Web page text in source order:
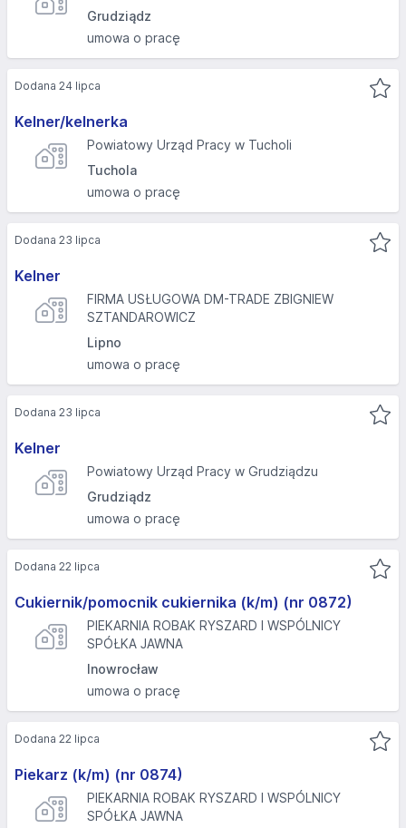
Grudziądz
umowa o pracę
Kelner/kelnerka
Powiatowy Urząd Pracy w Tucholi
Tuchola
umowa o pracę
Dodana 24 lipca
Kelner
FIRMA USŁUGOWA DM-TRADE ZBIGNIEW
SZTANDAROWICZ
Lipno
umowa o pracę
Dodana 23 lipca
Kelner
Powiatowy Urząd Pracy w Grudziądzu
Grudziądz
umowa o pracę
Dodana 23 lipca
Cukiernik/pomocnik cukiernika (k/m) (nr 0872)
PIEKARNIA ROBAK RYSZARD I WSPÓLNICY
SPÓŁKA JAWNA
Inowrocław
umowa o pracę
Dodana 22 lipca
Piekarz (k/m) (nr 0874)
PIEKARNIA ROBAK RYSZARD I WSPÓLNICY
SPÓŁKA JAWNA
Dodana 22 lipca